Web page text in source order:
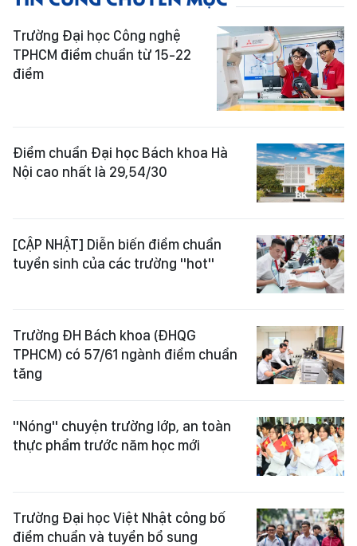
Trường Đại học Công nghệ
TPHCM điểm chuẩn từ 15-22
điểm
Điểm chuẩn Đại học Bách khoa Hà
Nội cao nhất là 29,54/30
[CẬP NHẬT] Diễn biến điểm chuẩn
tuyển sinh của các trường "hot"
Trường ĐH Bách khoa (ĐHQG
TPHCM) có 57/61 ngành điểm chuẩn
tăng
"Nóng" chuyện trường lớp, an toàn
thực phẩm trước năm học mới
Trường Đại học Việt Nhật công bố
điểm chuẩn và tuyển bổ sung